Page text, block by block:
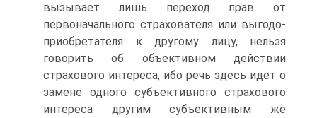
вызывает лишь переход прав от
первоначального страхователя или выгодо-
приобретателя к другому лицу, нельзя
говорить об объективном действии
страхового интереса, ибо речь здесь идет о
замене одного субъективного страхового
интереса другим субъективным же